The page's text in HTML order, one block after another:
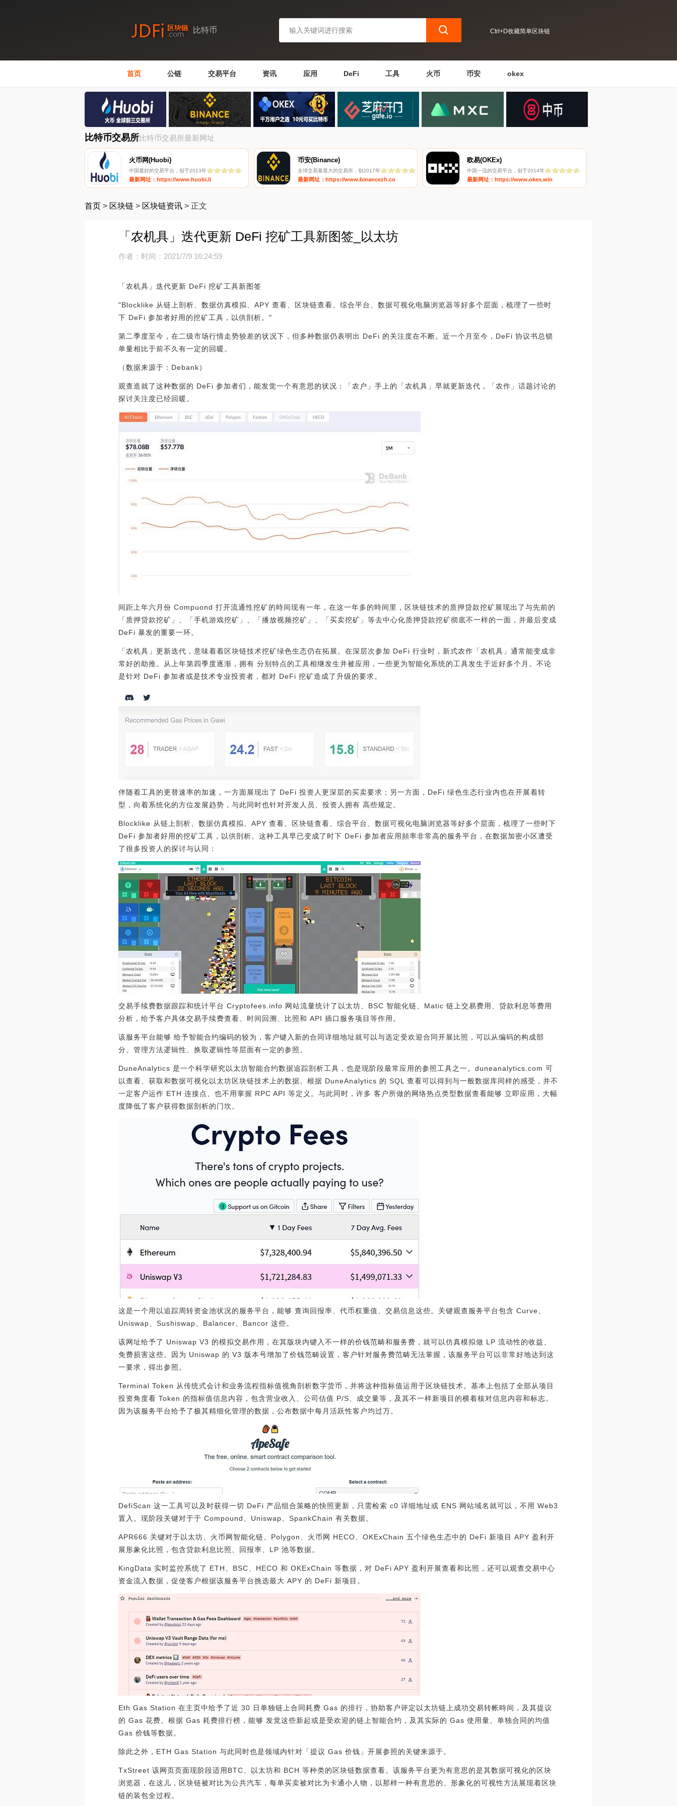
比特币 Ctrl+D收藏简单区块链
首页 公链 交易平台 资讯 应用 DeFi 工具 火币 币安 okex
比特币交易所比特币交易所最新网址
火币网(Huobi)
中国最好的交易平台，创于2013年
最新网址：https://www.huobi.li
币安(Binance)
全球交易量最大的交易所，创2017年
最新网址：https://www.binancezh.co
欧易(OKEx)
中国一流的交易平台，创于2014年
最新网址：https://www.okex.win
首页 > 区块链 > 区块链资讯 > 正文
「农机具」迭代更新 DeFi 挖矿工具新图签_以太坊
作者： 时间：2021/7/9 16:24:59
「农机具」迭代更新 DeFi 挖矿工具新图签
"Blocklike 从链上剖析、数据仿真模拟、APY 查看、区块链查看、综合平台、数据可视化电脑浏览器等好多个层面，梳理了一些时
下 DeFi 参加者好用的挖矿工具，以供剖析。"
第二季度至今，在二级市场行情走势较差的状况下，但多种数据仍表明出 DeFi 的关注度在不断。近一个月至今，DeFi 协议书总锁
单量相比于前不久有一定的回暖。
（数据来源于：Debank）
观查造就了这种数据的 DeFi 参加者们，能发觉一个有意思的状况：「农户」手上的「农机具」早就更新迭代，「农作」话题讨论的
探讨关注度已经回暖。
间距上年六月份 Compuond 打开流通性挖矿的時间现有一年，在这一年多的時间里，区块链技术的质押贷款挖矿展现出了与先前的
「质押贷款挖矿」、「手机游戏挖矿」、「播放视频挖矿」、「买卖挖矿」等去中心化质押贷款挖矿彻底不一样的一面，并最后变成
DeFi 暴发的重要一环。
「农机具」更新迭代，意味着着区块链技术挖矿绿色生态仍在拓展。在深层次参加 DeFi 行业时，新式农作「农机具」通常能变成非
常好的助推。从上年第四季度逐渐，拥有 分别特点的工具相继发生并被应用，一些更为智能化系统的工具发生于近好多个月。不论
是针对 DeFi 参加者或是技术专业投资者，都对 DeFi 挖矿造成了升级的要求。
伴随着工具的更替速率的加速，一方面展现出了 DeFi 投资人更深层的买卖要求；另一方面，DeFi 绿色生态行业内也在开展着转
型，向着系统化的方位发展趋势，与此同时也针对开发人员、投资人拥有 高些规定。
Blocklike 从链上剖析、数据仿真模拟、APY 查看、区块链查看、综合平台、数据可视化电脑浏览器等好多个层面，梳理了一些时下
DeFi 参加者好用的挖矿工具，以供剖析。这种工具早已变成了时下 DeFi 参加者应用頻率非常高的服务平台，在数据加密小区遭受
了很多投资人的探讨与认同：
交易手续费数据跟踪和统计平台 Cryptofees.info 网站流量统计了以太坊、BSC 智能化链、Matic 链上交易费用、贷款利息等费用
分析，给予客户具体交易手续费查看、时间回溯、比照和 API 插口服务项目等作用。
该服务平台能够 给予智能合约编码的较为，客户键入新的合同详细地址就可以与选定受欢迎合同开展比照，可以从编码的构成部
分、管理方法逻辑性、换取逻辑性等层面有一定的参照。
DuneAnalytics 是一个科学研究以太坊智能合约数据追踪剖析工具，也是现阶段最常应用的参照工具之一。duneanalytics.com 可
以查看、获取和数据可视化以太坊区块链技术上的数据。根据 DuneAnalytics 的 SQL 查看可以得到与一般数据库同样的感受，并不
一定客户运作 ETH 连接点、也不用掌握 RPC API 等定义。与此同时，许多 客户所做的网络热点类型数据查看能够 立即应用，大幅
度降低了客户获得数据剖析的门坎。
这是一个用以追踪周转资金池状况的服务平台，能够 查询回报率、代币权重值、交易信息这些。关键观查服务平台包含 Curve、
Uniswap、Sushiswap、Balancer、Bancor 这些。
该网址给予了 Uniswap V3 的模拟交易作用，在其版块内键入不一样的价钱范畴和服务费，就可以仿真模拟做 LP 流动性的收益、
免费损害这些。因为 Uniswap 的 V3 版本号增加了价钱范畴设置，客户针对服务费范畴无法掌握，该服务平台可以非常好地达到这
一要求，得出参照。
Terminal Token 从传统式会计和业务流程指标值视角剖析数字货币，并将这种指标值运用于区块链技术。基本上包括了全部从项目
投资角度看 Token 的指标值信息内容，包含营业收入、公司估值 P/S、成交量等，及其不一样新项目的横着核对信息内容和标志。
因为该服务平台给予了极其精细化管理的数据，公布数据中每月活跃性客户均过万。
DefiScan 这一工具可以及时获得一切 DeFi 产品组合策略的快照更新，只需检索 c0 详细地址或 ENS 网站域名就可以，不用 Web3
置入。现阶段关键对于于 Compound、Uniswap、SpankChain 有关数据。
APR666 关键对于以太坊、火币网智能化链、Polygon、火币网 HECO、OKExChain 五个绿色生态中的 DeFi 新项目 APY 盈利开
展形象化比照，包含贷款利息比照、回报率、LP 池等数据。
KingData 实时监控系统了 ETH、BSC、HECO 和 OKExChain 等数据，对 DeFi APY 盈利开展查看和比照，还可以观查交易中心
资金流入数据，促使客户根据该服务平台挑选最大 APY 的 DeFi 新项目。
Eth Gas Station 在主页中给予了近 30 日单独链上合同耗费 Gas 的排行，协助客户评定以太坊链上成功交易转帐時间，及其提议
的 Gas 花费。根据 Gas 耗费排行榜，能够 发觉这些新起或是受欢迎的链上智能合约，及其实际的 Gas 使用量、单独合同的均值
Gas 价钱等数据。
除此之外，ETH Gas Station 与此同时也是领域内针对「提议 Gas 价钱」开展参照的关键来源于。
TxStreet 该网页页面现阶段适用BTC、以太坊和 BCH 等种类的区块链数据查看。该服务平台更为有意思的是其数据可视化的区块
浏览器，在这儿，区块链被对比为公共汽车，每单买卖被对比为卡通小人物，以那样一种有意思的、形象化的可视性方法展现着区块
链的装包全过程。